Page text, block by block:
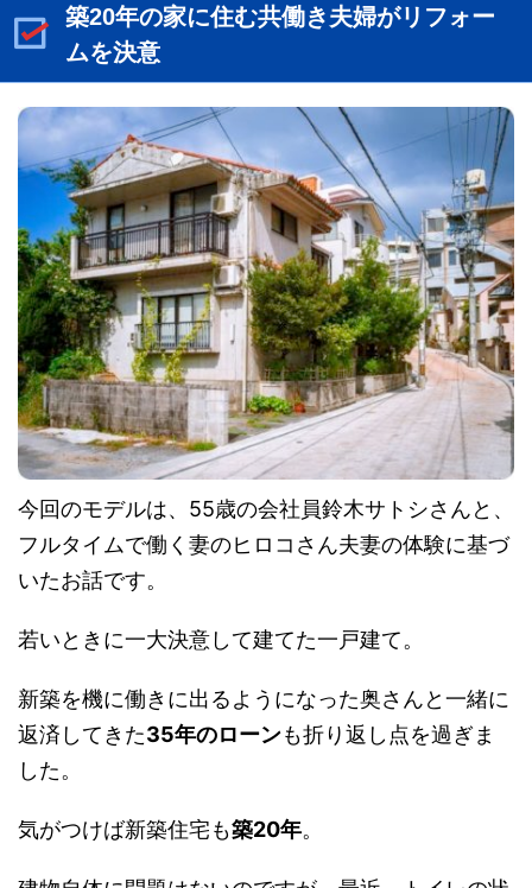
築20年の家に住む共働き夫婦がリフォー
ムを決意
今回のモデルは、55歳の会社員鈴木サトシさんと、
フルタイムで働く妻のヒロコさん夫妻の体験に基づ
いたお話です。
若いときに一大決意して建てた一戸建て。
新築を機に働きに出るようになった奥さんと一緒に
返済してきた35年のローンも折り返し点を過ぎま
した。
気がつけば新築住宅も築20年。